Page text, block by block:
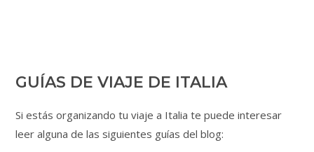
GUÍAS DE VIAJE DE ITALIA
Si estás organizando tu viaje a Italia te puede interesar
leer alguna de las siguientes guías del blog: